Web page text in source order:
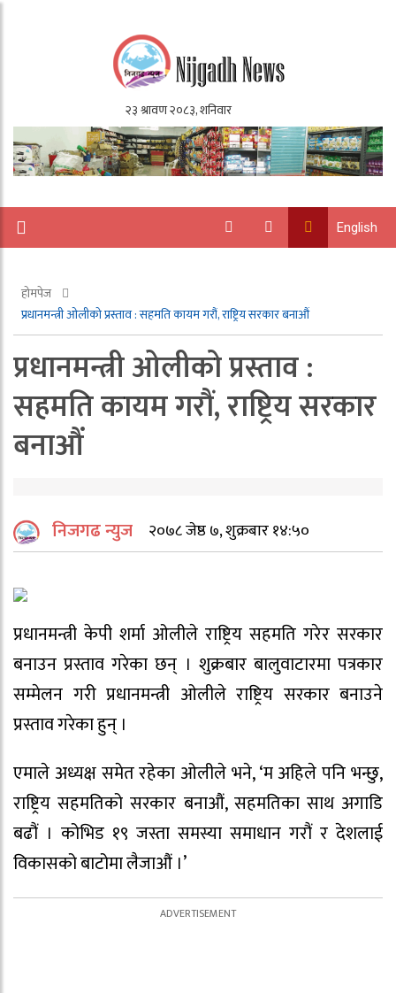
English
होमपेज
प्रधानमन्त्री ओलीको प्रस्ताव : सहमति कायम गरौं, राष्ट्रिय सरकार बनाऔं
प्रधानमन्त्री ओलीको प्रस्ताव :
सहमति कायम गरौं, राष्ट्रिय सरकार
बनाऔं
निजगढ न्युज २०७८ जेष्ठ ७, शुक्रबार १४:५०
प्रधानमन्त्री केपी शर्मा ओलीले राष्ट्रिय सहमति गरेर सरकार
बनाउन प्रस्ताव गरेका छन् । शुक्रबार बालुवाटारमा पत्रकार
सम्मेलन गरी प्रधानमन्त्री ओलीले राष्ट्रिय सरकार बनाउने
प्रस्ताव गरेका हुन् ।
एमाले अध्यक्ष समेत रहेका ओलीले भने, ‘म अहिले पनि भन्छु,
राष्ट्रिय सहमतिको सरकार बनाऔं, सहमतिका साथ अगाडि
बढौं । कोभिड १९ जस्ता समस्या समाधान गरौं र देशलाई
विकासको बाटोमा लैजाऔं ।’